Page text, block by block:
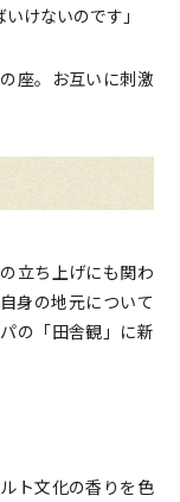
けないのです」
座。お互いに刺激
立ち上げにも関わ
身の地元について
の「田舎観」に新
ト文化の香りを色